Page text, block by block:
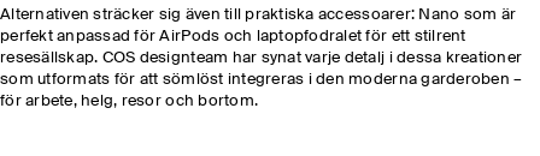
Alternativen sträcker sig även till praktiska accessoarer: Nano som är
perfekt anpassad för AirPods och laptopfodralet för ett stilrent
resesällskap. COS designteam har synat varje detalj i dessa kreationer
som utformats för att sömlöst integreras i den moderna garderoben –
för arbete, helg, resor och bortom.